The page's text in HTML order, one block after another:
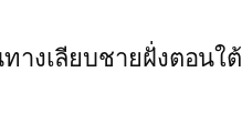
างเลียบชายฝั่งตอนใต้